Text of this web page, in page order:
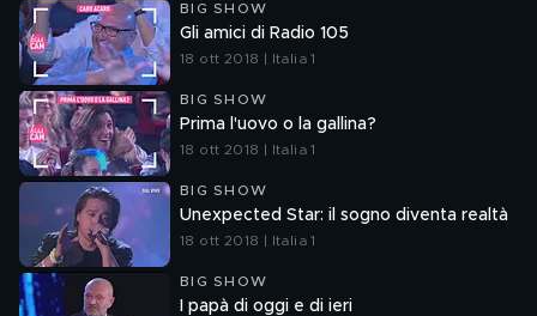
BIG SHOW
Gli amici di Radio 105
18 ott 2018 | Italia 1
BIG SHOW
Prima l'uovo o la gallina?
18 ott 2018 | Italia 1
BIG SHOW
Unexpected Star: il sogno diventa realtà
18 ott 2018 | Italia 1
BIG SHOW
I papà di oggi e di ieri